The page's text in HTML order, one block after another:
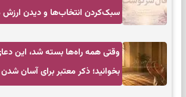
سبک‌کردن انتخاب‌ها و دیدن ارزش
وقتی همه راه‌ها بسته شد، این
بخوانید؛ ذکر معتبر برای آسان